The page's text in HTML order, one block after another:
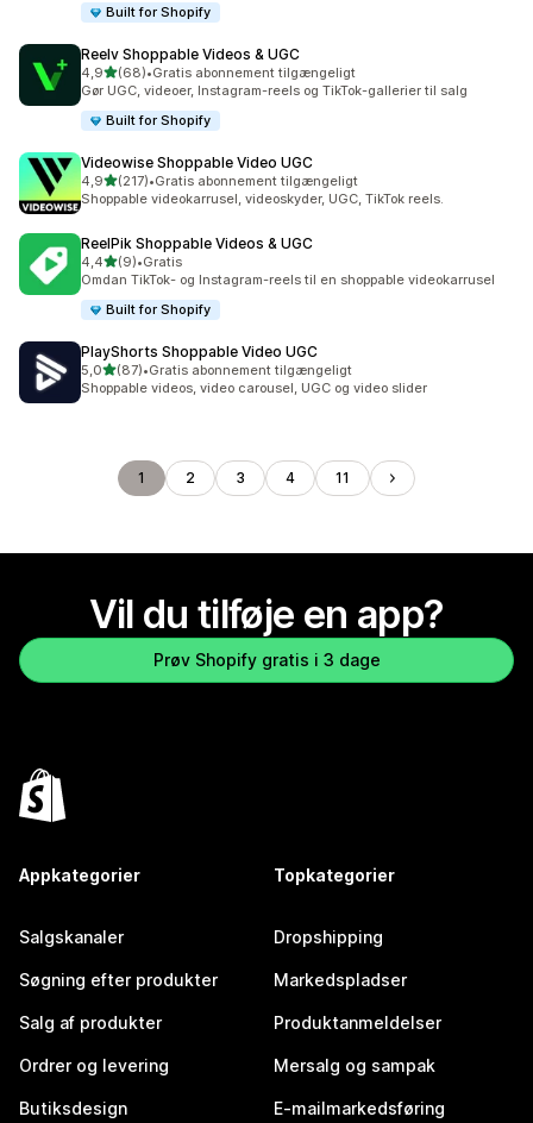
Built for Shopify
Reelv Shoppable Videos & UGC
4,9ud af 5 stjerner
(68)
68 anmeldelser i alt
•Gratis abonnement tilgængeligt
Gør UGC, videoer, Instagram-reels og TikTok-gallerier til salg
Built for Shopify
Videowise Shoppable Video UGC
4,9ud af 5 stjerner
(217)
217 anmeldelser i alt
•Gratis abonnement tilgængeligt
Shoppable videokarrusel, videoskyder, UGC, TikTok reels.
ReelPik Shoppable Videos & UGC
4,4ud af 5 stjerner
(9)
9 anmeldelser i alt
•Gratis
Omdan TikTok- og Instagram-reels til en shoppable videokarrusel
Built for Shopify
PlayShorts Shoppable Video UGC
5,0ud af 5 stjerner
(87)
87 anmeldelser i alt
•Gratis abonnement tilgængeligt
Shoppable videos, video carousel, UGC og video slider
1 2 3 4 11
Vil du tilføje en app?
Prøv Shopify gratis i 3 dage
Appkategorier
Salgskanaler
Søgning efter produkter
Salg af produkter
Ordrer og levering
Butiksdesign
Topkategorier
Dropshipping
Markedspladser
Produktanmeldelser
Mersalg og sampak
E-mailmarkedsføring